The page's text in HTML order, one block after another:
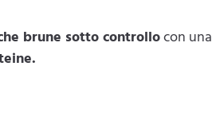
brune sotto controllocon una